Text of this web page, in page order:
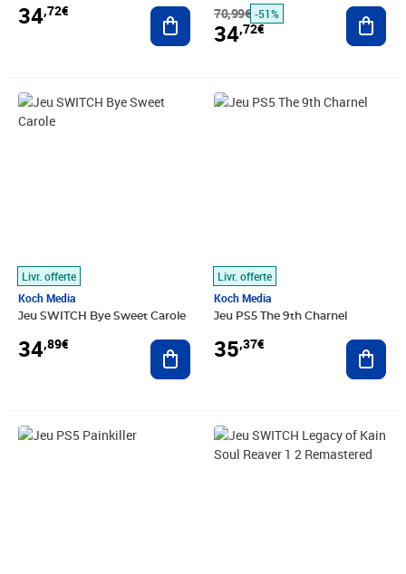
34,72€ Ajouter au panier
70,99€ -51%
34,72€
Livr. offerte
Koch Media
Jeu SWITCH Bye Sweet Carole
34,89€
Prix 34,89€
Ajouter au panier
Livr. offerte
Koch Media
Jeu PS5 The 9th Charnel
35,37€
Prix 35,37€
Prix 35,63€ Prix 35,90€